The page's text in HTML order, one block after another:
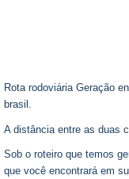
Rota rodoviária Geração
brasil.
A distância entre as duas
Sob o roteiro que temos
que você encontrará em